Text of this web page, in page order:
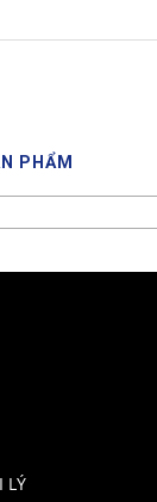
PHẨM
LÝ